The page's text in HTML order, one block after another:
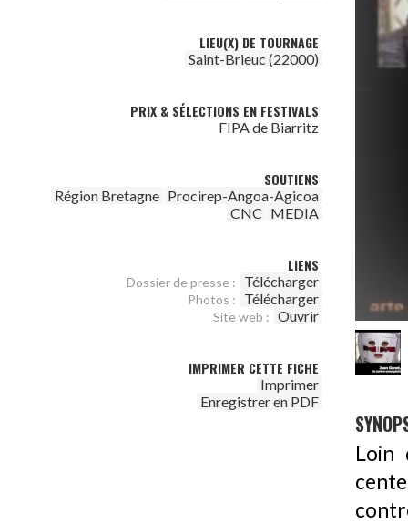
LIEU(X) DE TOURNAGE
Saint-Brieuc (22000)
PRIX & SÉLECTIONS EN FESTIVALS
FIPA de Biarritz
SOUTIENS
Région Bretagne Procirep-Angoa-Agicoa
CNC MEDIA
LIENS
Dossier de presse : Télécharger
Photos : Télécharger
Site web : Ouvrir
IMPRIMER CETTE FICHE
Imprimer
Enregistrer en PDF
Loin